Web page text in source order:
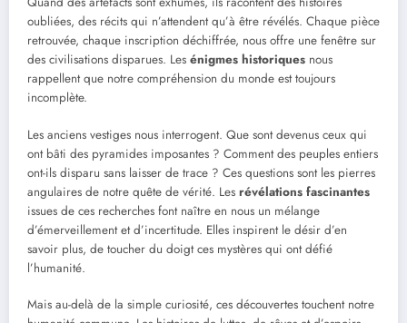
oubliées, des récits qui n’attendent qu’à être révélés. Chaque pièce
retrouvée, chaque inscription déchiffrée, nous offre une fenêtre sur
des civilisations disparues. Les énigmes historiques nous
rappellent que notre compréhension du monde est toujours
incomplète.
Les anciens vestiges nous interrogent. Que sont devenus ceux qui
ont bâti des pyramides imposantes ? Comment des peuples entiers
ont-ils disparu sans laisser de trace ? Ces questions sont les pierres
angulaires de notre quête de vérité. Les révélations fascinantes
issues de ces recherches font naître en nous un mélange
d’émerveillement et d’incertitude. Elles inspirent le désir d’en
savoir plus, de toucher du doigt ces mystères qui ont défié
l’humanité.
Mais au-delà de la simple curiosité, ces découvertes touchent notre